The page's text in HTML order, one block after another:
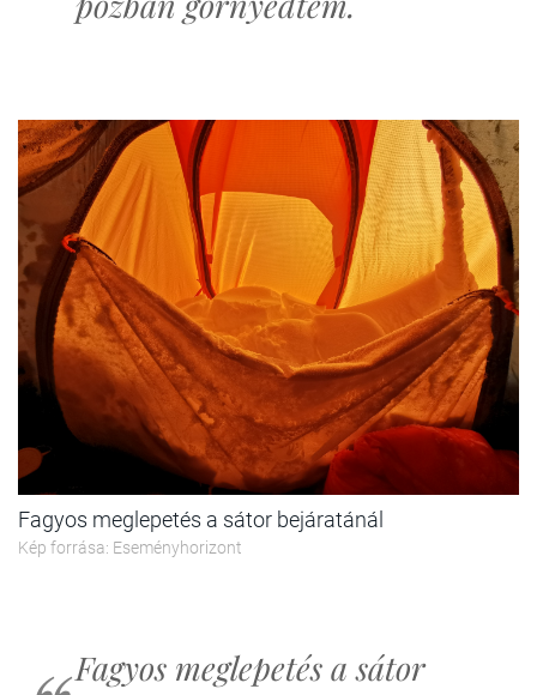
Fagyos meglepetés a sátor bejáratánál
Kép forrása: Eseményhorizont
Fagyos meglepetés a sátor